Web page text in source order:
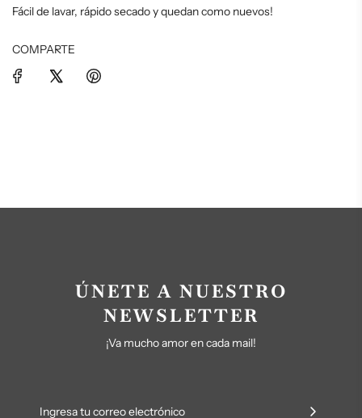
Fácil de lavar, rápido secado y quedan como nuevos!
COMPARTE
ÚNETE A NUESTRO
NEWSLETTER
¡Va mucho amor en cada mail!